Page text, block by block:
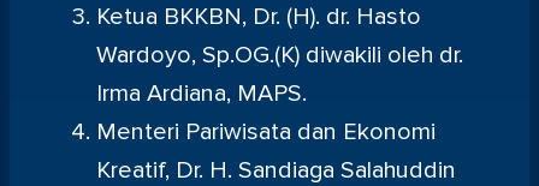
Ketua BKKBN, Dr. (H). dr. Hasto
Wardoyo, Sp.OG.(K) diwakili oleh dr.
Irma Ardiana, MAPS.
Menteri Pariwisata dan Ekonomi
Kreatif, Dr. H. Sandiaga Salahuddin